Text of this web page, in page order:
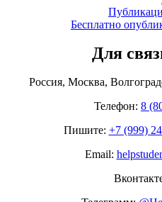
Бесплатно
Для
Россия, Москва,
Телефон: 8
Пишите: +7 (999)
Email: